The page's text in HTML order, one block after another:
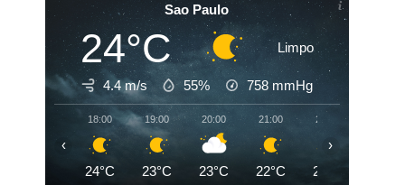
Sao Paulo
24°C Limpo
4.4 m/s 55% 758 mmHg
18:00
24°C
19:00
23°C
20:00
23°C
21:00
22°C
22:00
22°C
‹ ›